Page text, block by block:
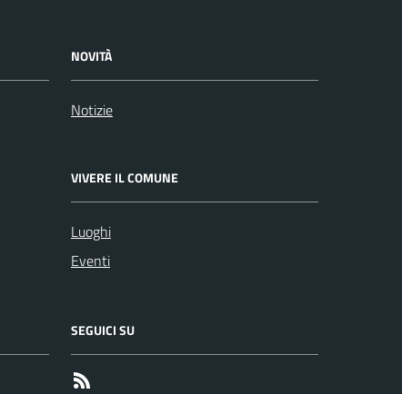
NOVITÀ
Notizie
VIVERE IL COMUNE
Luoghi
Eventi
SEGUICI SU